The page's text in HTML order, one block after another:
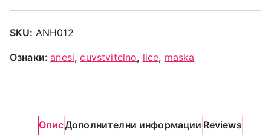
SKU: ANH012
Ознаки:anesi,cuvstvitelno, lice, maska
ОписДополнителни информации Reviews